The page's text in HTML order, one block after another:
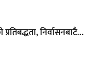
निर्वासनबाटै…